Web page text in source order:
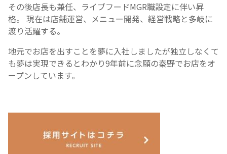
その後店長も兼任、ライブフードMGR職設定に伴い昇
格。 現在は店舗運営、メニュー開発、経営戦略と多岐に
渡り活躍する。
地元でお店を出すことを夢に入社しましたが独立しなくて
も夢は実現できるとわかり9年前に念願の秦野でお店をオ
ープンしています。